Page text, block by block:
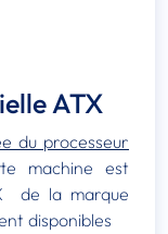
ATX
du processeur
machine est
de la marque
disponibles